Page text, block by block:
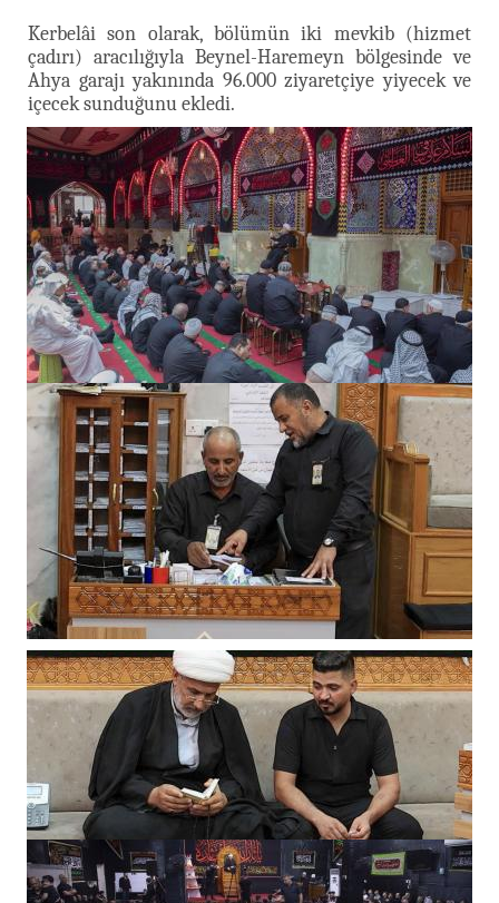
Kerbelâi son olarak, bölümün iki mevkib (hizmet
çadırı) aracılığıyla Beynel-Haremeyn bölgesinde ve
Ahya garajı yakınında 96.000 ziyaretçiye yiyecek ve
içecek sunduğunu ekledi.